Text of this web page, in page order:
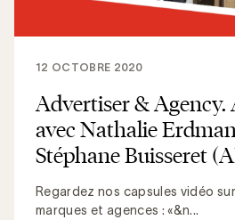
Advertiser & Agency.
avec Nathalie
Stéphane Buisseret
Regardez nos capsules vidéo
marques et agences : «&n...
12 OCTOBRE 2020